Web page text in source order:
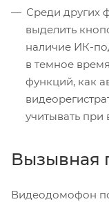
Среди других
выделить
наличие ИК-
в темное
функций, как
учитывать при
Вызывная
Видеодомофон